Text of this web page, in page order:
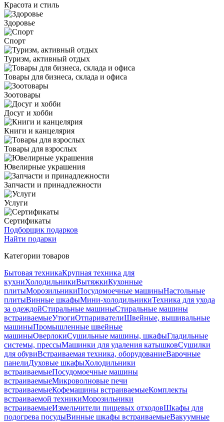
Красота и стиль
Здоровье
Спорт
Туризм, активный отдых
Товары для бизнеса, склада и офиса
Зоотовары
Досуг и хобби
Книги и канцелярия
Товары для взрослых
Ювелирные украшения
Запчасти и принадлежности
Услуги
Сертификаты
Подборщик подарков
Найти подарки
Категории товаров
Бытовая техникаКрупная техника для
кухниХолодильникиВытяжкиКухонные
плитыМорозильникиПосудомоечные машиныНастольные
плитыВинные шкафыМини-холодильникиТехника для ухода
за одеждойСтиральные машиныСтиральные машины
встраиваемыеУтюгиОтпаривателиШвейные, вышивальные
машиныПромышленные швейные
машиныОверлокиСушильные машины, шкафыГладильные
системы, прессыМашинки для удаления катышковСушилки
для обувиВстраиваемая техника, оборудованиеВарочные
панелиДуховые шкафыХолодильники
встраиваемыеПосудомоечные машины
встраиваемыеМикроволновые печи
встраиваемыеКофемашины встраиваемыеКомплекты
встраиваемой техникиМорозильники
встраиваемыеИзмельчители пищевых отходовШкафы для
подогрева посудыВинные шкафы встраиваемыеВакуумные